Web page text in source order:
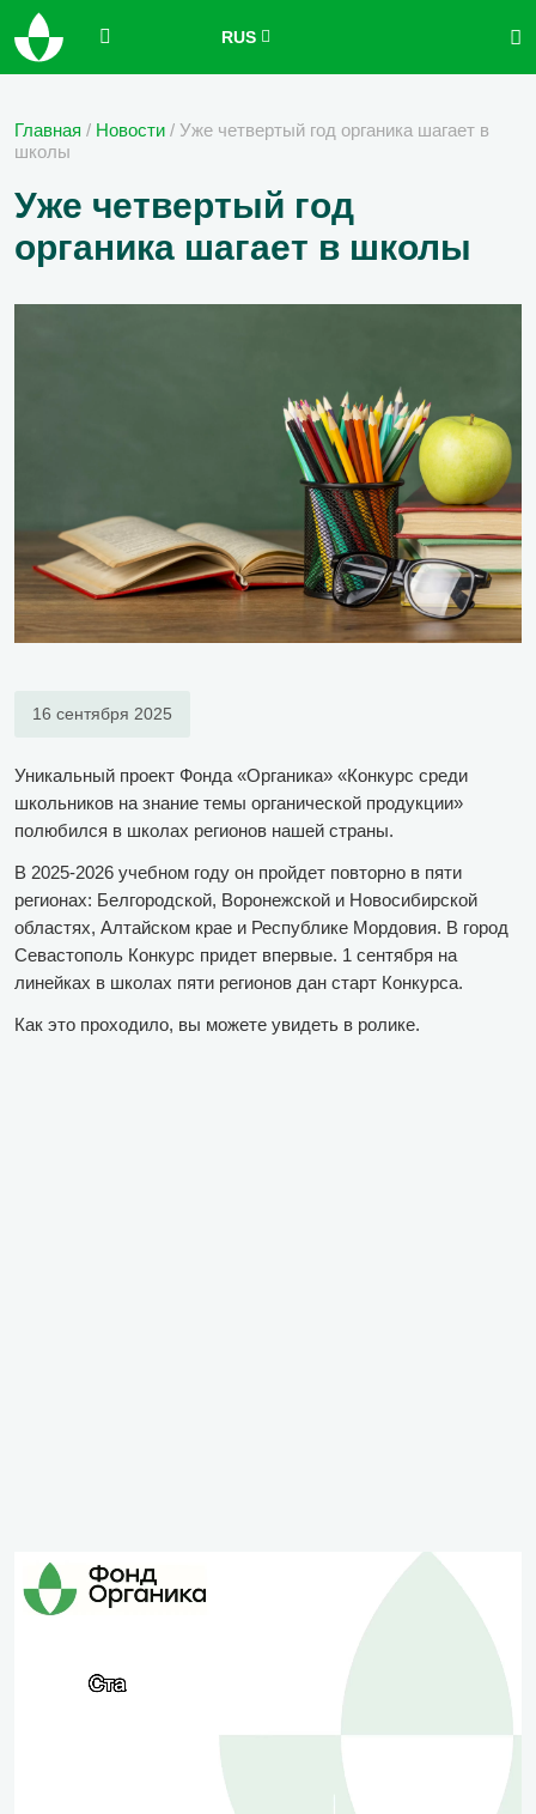
RUS
Главная / Новости / Уже четвертый год органика шагает в
школы
Уже четвертый год
органика шагает в школы
16 сентября 2025
Уникальный проект Фонда «Органика» «Конкурс среди
школьников на знание темы органической продукции»
полюбился в школах регионов нашей страны.
В 2025-2026 учебном году он пройдет повторно в пяти
регионах: Белгородской, Воронежской и Новосибирской
областях, Алтайском крае и Республике Мордовия. В город
Севастополь Конкурс придет впервые. 1 сентября на
линейках в школах пяти регионов дан старт Конкурса.
Как это проходило, вы можете увидеть в ролике.